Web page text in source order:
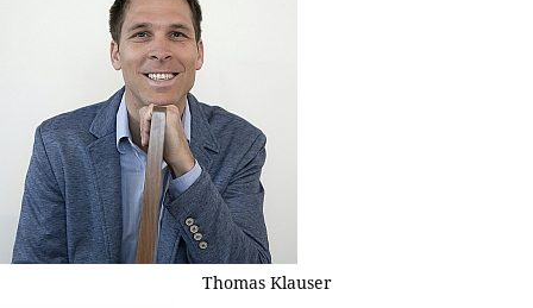
Thomas Klauser